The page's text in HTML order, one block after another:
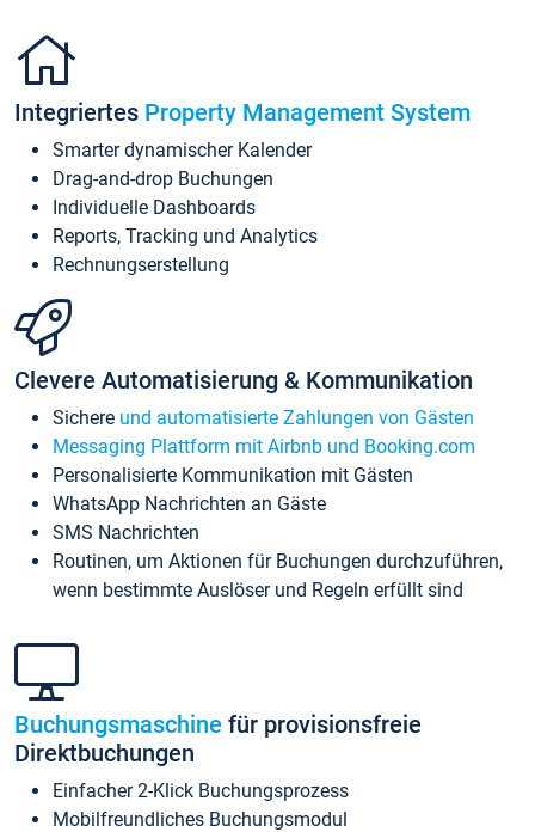
Integriertes Property Management System
Smarter dynamischer Kalender
Drag-and-drop Buchungen
Individuelle Dashboards
Reports, Tracking und Analytics
Rechnungserstellung
Clevere Automatisierung & Kommunikation
Sichere und automatisierte Zahlungen von Gästen
Messaging Plattform mit Airbnb und Booking.com
Personalisierte Kommunikation mit Gästen
WhatsApp Nachrichten an Gäste
SMS Nachrichten
Routinen, um Aktionen für Buchungen durchzuführen,
wenn bestimmte Auslöser und Regeln erfüllt sind
Buchungsmaschine für provisionsfreie
Direktbuchungen
Einfacher 2-Klick Buchungsprozess
Mobilfreundliches Buchungsmodul